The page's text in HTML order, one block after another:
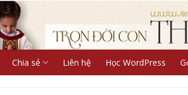
Chia sẻ Liên hệ Học WordPress